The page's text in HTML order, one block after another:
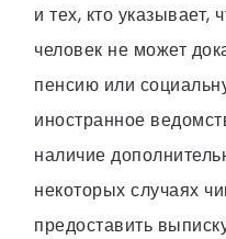
и тех, кто указывает,
человек не может
пенсию или
иностранное
наличие
некоторых случаях
предоставить